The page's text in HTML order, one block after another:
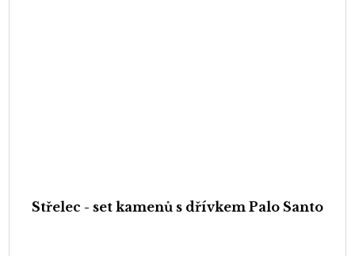
Střelec - set kamenů s dřívkem Palo Santo